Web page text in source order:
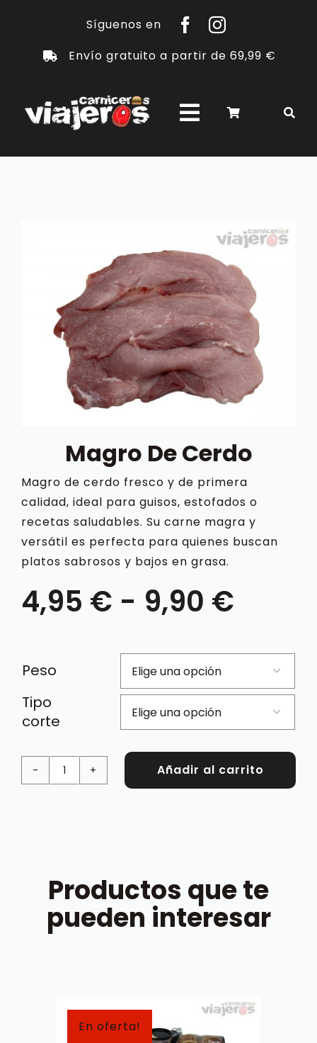
contenido
Síguenos en
Envío gratuito a partir de 69,99 €
Toggle
Navigation
PRODUCTOS
FOODTRUCKS
CONTACTO
MI CUENTA
Magro De Cerdo
Magro de cerdo fresco y de primera
calidad, ideal para guisos, estofados o
recetas saludables. Su carne magra y
versátil es perfecta para quienes buscan
platos sabrosos y bajos en grasa.
4,95 € - 9,90 €
4,95
hasta
9,90
Peso 
Tipo
corte

Magro
Añadir al carrito
Productos que te
pueden interesar
En oferta!